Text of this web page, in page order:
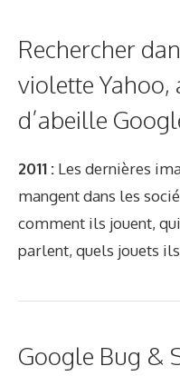
Rechercher
violette Yahoo,
d’abeille
2011 : Les dernières
mangent dans les
comment ils jouent,
parlent, quels jouets
Google Bug &